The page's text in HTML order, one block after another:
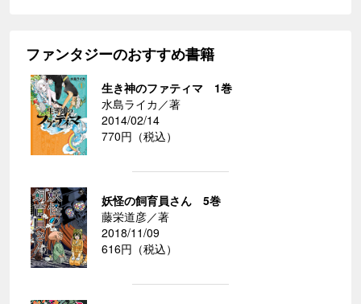
ファンタジーのおすすめ書籍
生き神のファティマ 1巻
水島ライカ／著
2014/02/14
770円（税込）
妖怪の飼育員さん 5巻
藤栄道彦／著
2018/11/09
616円（税込）